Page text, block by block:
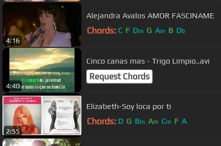
4:16
Alejandra Avalos AMOR FASCINAME
Chords: C F Dm G Am B Db
4:40
Cinco canas mas - Trigo Limpio..avi
Request Chords
2:55
Elizabeth-Soy loca por ti
Chords: D G Bm Am Cm F A